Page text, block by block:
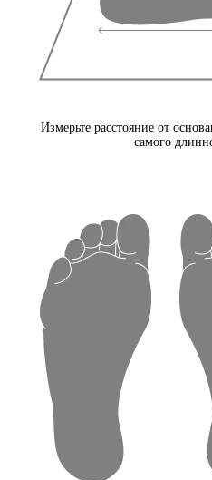
Измерьте расстояние от
самого